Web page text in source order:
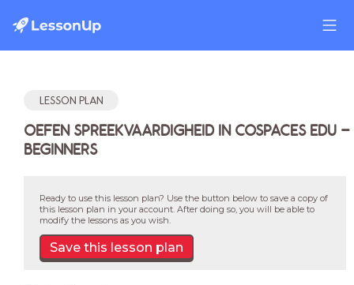
LESSON PLAN
OEFEN SPREEKVAARDIGHEID IN COSPACES EDU -
BEGINNERS
Ready to use this lesson plan? Use the button below to save a copy of
this lesson plan in your account. After doing so, you will be able to
modify the lessons as you wish.
Save this lesson plan